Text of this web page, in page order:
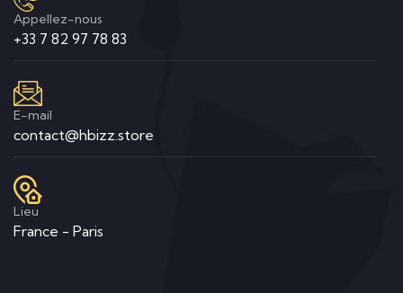
Appellez-nous
+33 7 82 97 78 83
E-mail
contact@hbizz.store
Lieu
France - Paris